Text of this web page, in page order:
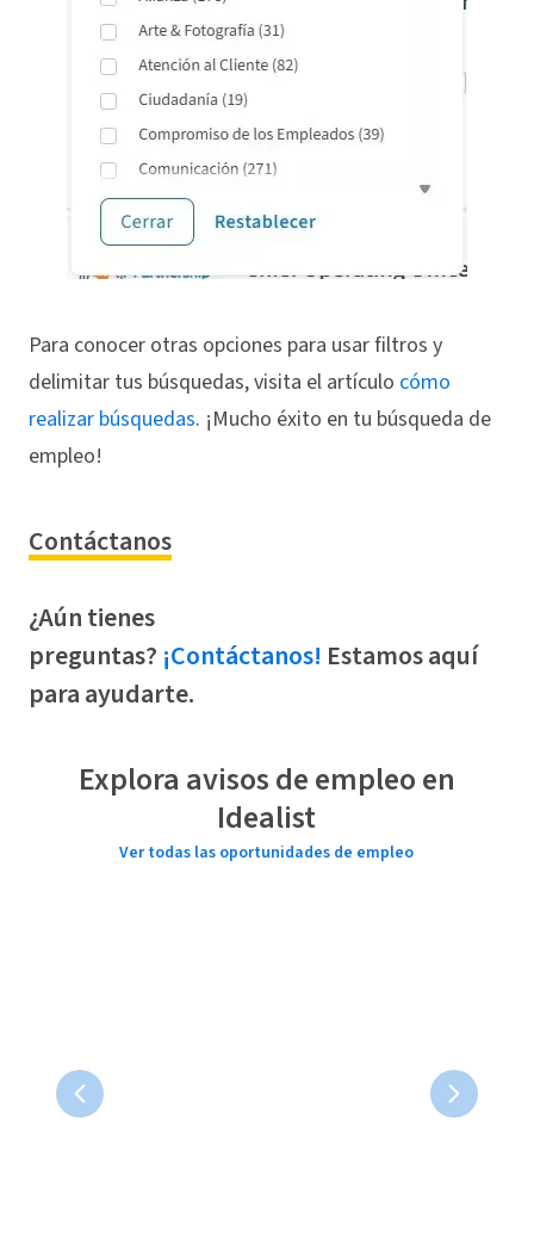
Para conocer otras opciones para usar filtros y
delimitar tus búsquedas, visita el artículo cómo
realizar búsquedas. ¡Mucho éxito en tu búsqueda de
empleo!
Contáctanos
¿Aún tienes
preguntas? ¡Contáctanos! Estamos aquí
para ayudarte.
Explora avisos de empleo en
Idealist
Ver todas las oportunidades de empleo